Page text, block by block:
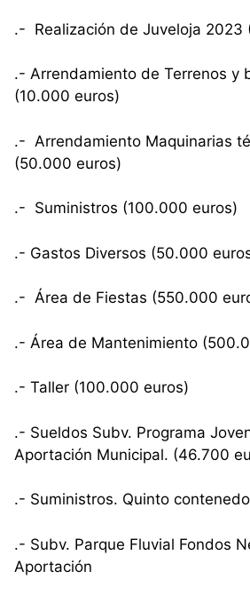
.- Realización de Juveloja 2023
.- Arrendamiento de Terrenos y
(10.000 euros)
.- Arrendamiento Maquinarias
(50.000 euros)
.- Suministros (100.000 euros)
.- Gastos Diversos (50.000
.- Área de Fiestas (550.000
.- Área de Mantenimiento
.- Taller (100.000 euros)
.- Sueldos Subv. Programa
Aportación Municipal. (46.700
.- Suministros. Quinto
.- Subv. Parque Fluvial Fondos
Aportación